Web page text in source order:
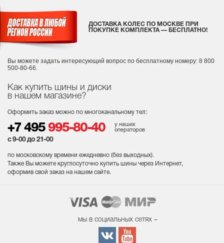
Как купить шины и диски
в нашем магазине?
Оформить заказ можно по многоканальному тел:
+7 495 995-80-40
у наших
операторов
с 9-00 до 21-00
по московскому времени ежедневно (без выходных).
Также Вы можете круглосуточно купить шины через Интернет,
оформив свой заказ на нашем сайте.
ДОСТАВКА КОЛЕС ПО МОСКВЕ ПРИ
ПОКУПКЕ КОМПЛЕКТА — БЕСПЛАТНО!
Вы можете задать интересующий вопрос по бесплатному номеру: 8 800
500-80-66.
мы в социальных сетях –